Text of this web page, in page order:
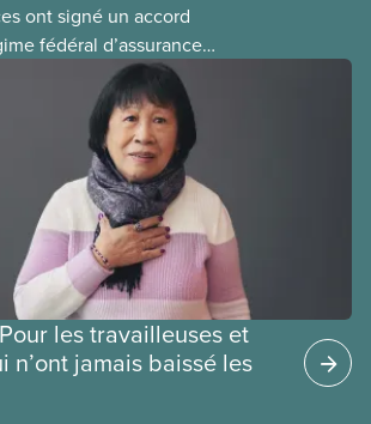
ont signé un accord
fédéral d’assurance
locales du SCFP dans
sur l’incidence que ce
sur leurs avantages
les travailleuses et
n’ont jamais baissé les